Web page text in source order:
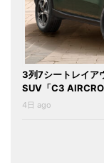
3列7シートレイア
SUV「C3
4日 ago